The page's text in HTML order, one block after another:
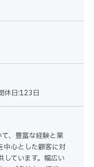
休日:123日
、豊富な経験と業
中心とした顧客に対
しています。幅広い